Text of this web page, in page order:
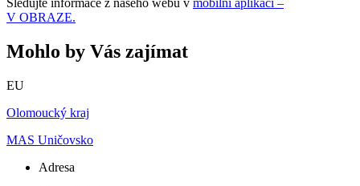
V OBRAZE.
Mohlo by Vás zajímat
EU
Olomoucký kraj
MAS Uničovsko
Adresa